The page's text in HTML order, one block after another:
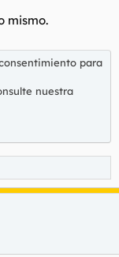
mismo.
para
nuestra